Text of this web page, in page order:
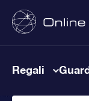
Regali